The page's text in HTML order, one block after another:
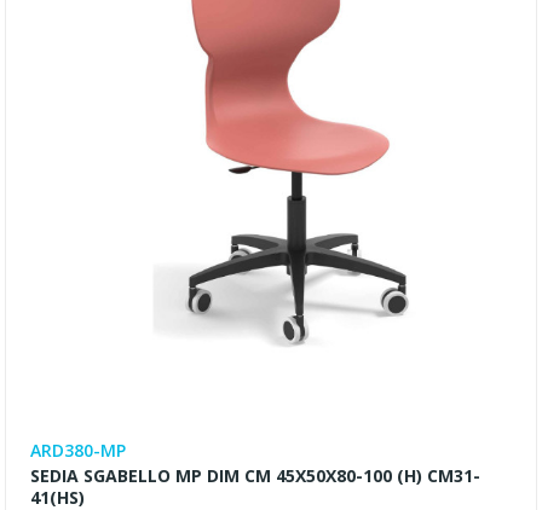
ARD380-MP
SEDIA SGABELLO MP DIM CM 45X50X80-100 (H) CM31-
41(HS)